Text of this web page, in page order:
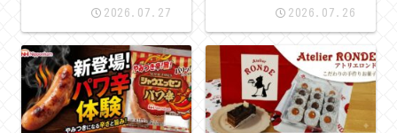
2026.07.27 2026.07.26